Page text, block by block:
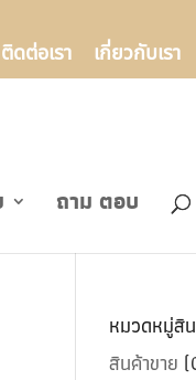
ติดต่อเรา
เกี่ยวกับเรา
ถาม ตอบ
หมวดหมู่สิ
สินค้าขาย